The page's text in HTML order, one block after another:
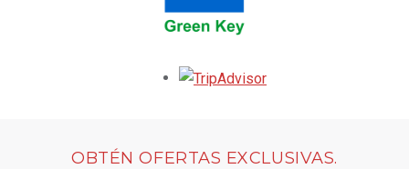
OBTÉN OFERTAS EXCLUSIVAS.